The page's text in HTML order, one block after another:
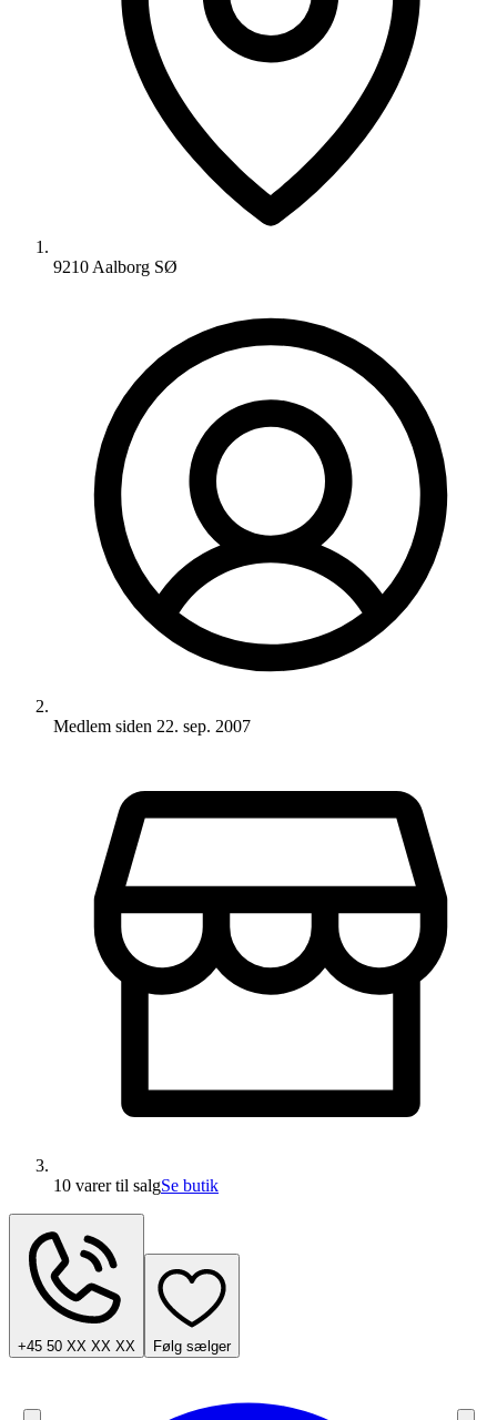
9210 Aalborg SØ
Medlem siden 22. sep. 2007
10 varertil salgSe butik
+45 50 XX XX XX Følg sælger